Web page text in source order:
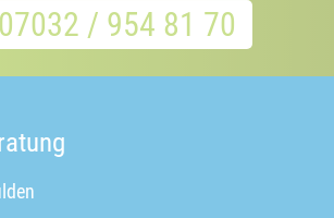
07032 / 954 81 70